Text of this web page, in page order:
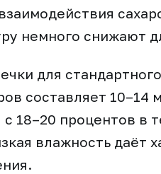
немного снижают
для
составляет 10–14
с 18–20 процентов в
влажность даёт